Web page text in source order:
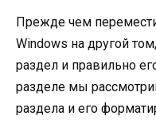
Прежде чем
Windows на другой
раздел и правильно
разделе мы
раздела и его